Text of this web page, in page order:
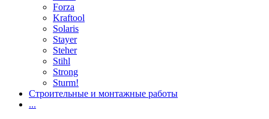
Forza
Kraftool
Solaris
Stayer
Steher
Stihl
Strong
Sturm!
Строительные и монтажные работы
...